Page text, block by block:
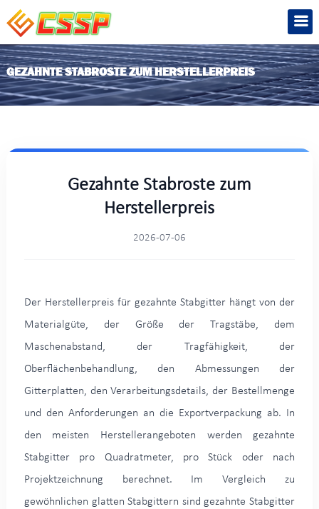
GEZAHNTE STABROSTE ZUM HERSTELLERPREIS
Gezahnte Stabroste zum
Herstellerpreis
2026-07-06
Der Herstellerpreis für gezahnte Stabgitter hängt von der
Materialgüte, der Größe der Tragstäbe, dem
Maschenabstand, der Tragfähigkeit, der
Oberflächenbehandlung, den Abmessungen der
Gitterplatten, den Verarbeitungsdetails, der Bestellmenge
und den Anforderungen an die Exportverpackung ab. In
den meisten Herstellerangeboten werden gezahnte
Stabgitter pro Quadratmeter, pro Stück oder nach
Projektzeichnung berechnet. Im Vergleich zu
gewöhnlichen glatten Stabgittern sind gezahnte Stabgitter